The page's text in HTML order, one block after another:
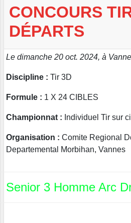
CONCOURS
DÉPARTS
Le dimanche 20 oct. 2024, à
Discipline : Tir 3D
Formule : 1 X 24 CIBLES
Championnat : Individuel Tir sur
Organisation : Comite Regional
Departemental Morbihan, Vannes
Senior 3 Homme Arc